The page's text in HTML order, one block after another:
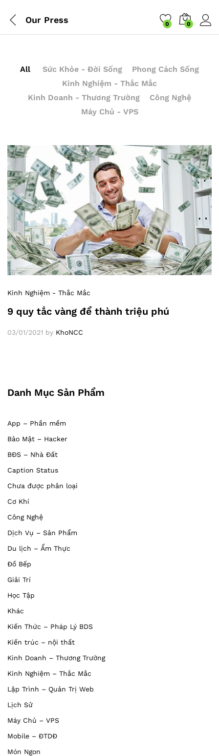
Our Press 0 0
All Sức Khỏe - Đời Sống
Phong Cách Sống
Kinh Nghiệm - Thắc Mắc
Kinh Doanh - Thương Trường
Công Nghệ
Máy Chủ - VPS
Kinh Nghiệm - Thắc Mắc
9 quy tắc vàng để thành triệu phú
03/01/2021 by KhoNCC
Danh Mục Sản Phẩm
App – Phần mềm
Bảo Mật – Hacker
BĐS – Nhà Đất
Caption Status
Chưa được phân loại
Cơ Khí
Công Nghệ
Dịch Vụ – Sản Phẩm
Du lịch – Ẩm Thực
Đồ Bếp
Giải Trí
Học Tập
Khác
Kiến Thức – Pháp Lý BDS
Kiến trúc – nội thất
Kinh Doanh – Thương Trường
Kinh Nghiệm – Thắc Mắc
Lập Trình – Quản Trị Web
Lịch Sử
Máy Chủ – VPS
Mobile – ĐTDĐ
Món Ngon